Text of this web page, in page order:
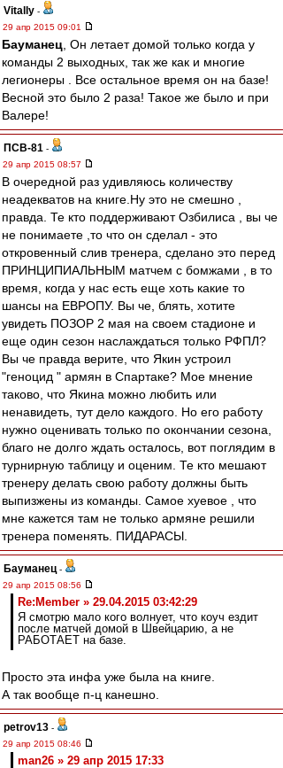
Vitally -
29 апр 2015 09:01
Бауманец , Он летает домой только когда у
команды 2 выходных, так же как и многие
легионеры . Все остальное время он на базе!
Весной это было 2 раза! Такое же было и при
Валере!
ПСВ-81 -
29 апр 2015 08:57
В очередной раз удивляюсь количеству
неадекватов на книге.Ну это не смешно ,
правда. Те кто поддерживают Озбилиса , вы че
не понимаете ,то что он сделал - это
откровенный слив тренера, сделано это перед
ПРИНЦИПИАЛЬНЫМ матчем с бомжами , в то
время, когда у нас есть еще хоть какие то
шансы на ЕВРОПУ. Вы че, блять, хотите
увидеть ПОЗОР 2 мая на своем стадионе и
еще один сезон наслаждаться только РФПЛ?
Вы че правда верите, что Якин устроил
"геноцид " армян в Спартаке? Мое мнение
таково, что Якина можно любить или
ненавидеть, тут дело каждого. Но его работу
нужно оценивать только по окончании сезона,
благо не долго ждать осталось, вот поглядим в
турнирную таблицу и оценим. Те кто мешают
тренеру делать свою работу должны быть
выпизжены из команды. Самое хуевое , что
мне кажется там не только армяне решили
тренера поменять. ПИДАРАСЫ.
Бауманец -
29 апр 2015 08:56
Re:Member » 29.04.2015 03:42:29
Я смотрю мало кого волнует, что коуч ездит
после матчей домой в Швейцарию, а не
РАБОТАЕТ на базе.
Просто эта инфа уже была на книге.
А так вообще п-ц канешно.
petrov13 -
29 апр 2015 08:46
man26 » 29 апр 2015 17:33